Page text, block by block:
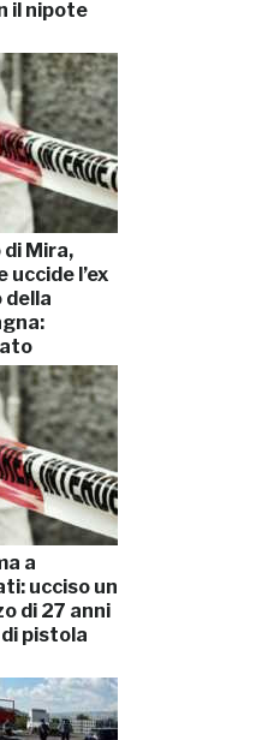
il nipote
di Mira,
uccide l’ex
della
a
ucciso un
di 27 anni
pistola